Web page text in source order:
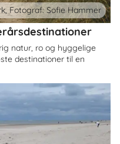
natur, ro og hyggelige
destinationer til en
Fotograf: Sofie Hammer